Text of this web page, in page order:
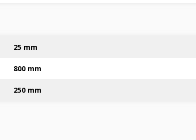
25 mm
800 mm
250 mm